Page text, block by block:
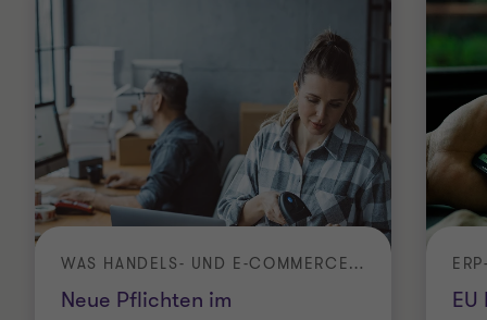
Neue Pflichten im
WAS HANDELS- UND E-COMMERCE-UNTERNEHMEN JETZT WISSEN MÜSSEN